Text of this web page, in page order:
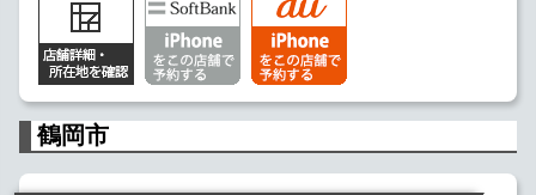
鶴岡市